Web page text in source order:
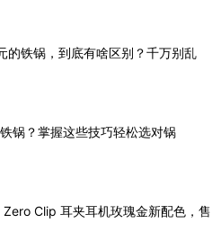
的铁锅，到底有啥区别？千万别乱
锅？掌握这些技巧轻松选对锅
Clip 耳夹耳机玫瑰金新配色，售